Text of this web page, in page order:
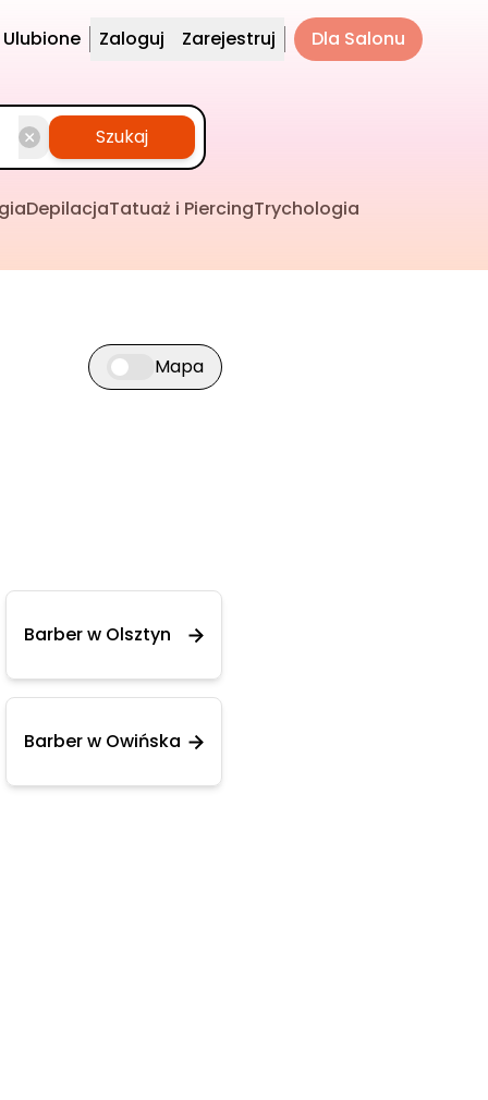
Ulubione Zaloguj Zarejestruj Dla Salonu
Szukaj
DepilacjaTatuaż i PiercingTrychologia
Przełącz widok mapy
Mapa
Barber w Olsztyn
Barber w Owińska